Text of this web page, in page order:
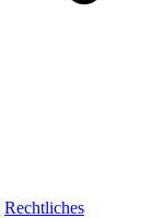
Rechtliches